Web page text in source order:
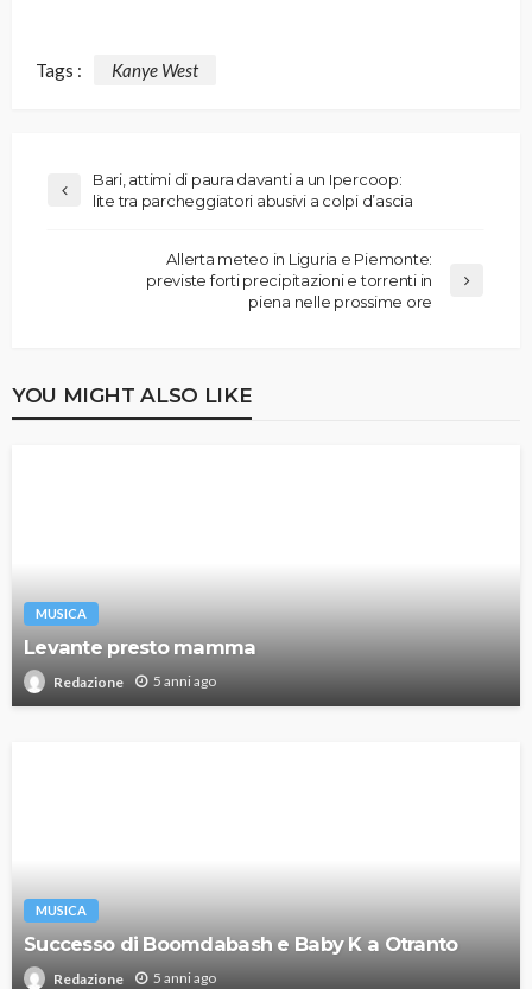
Tags : Kanye West
Bari, attimi di paura davanti a un Ipercoop:
lite tra parcheggiatori abusivi a colpi d’ascia
Allerta meteo in Liguria e Piemonte:
previste forti precipitazioni e torrenti in
piena nelle prossime ore
YOU MIGHT ALSO LIKE
MUSICA
Levante presto mamma
Redazione 5 anni ago
MUSICA
Successo di Boomdabash e Baby K a Otranto
Redazione 5 anni ago